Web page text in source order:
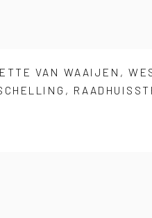
VAN WAAIJEN ,
,